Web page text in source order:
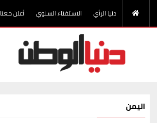
دنيا الرأي الاستفتاء السنوي أعلن معنا
اليمن